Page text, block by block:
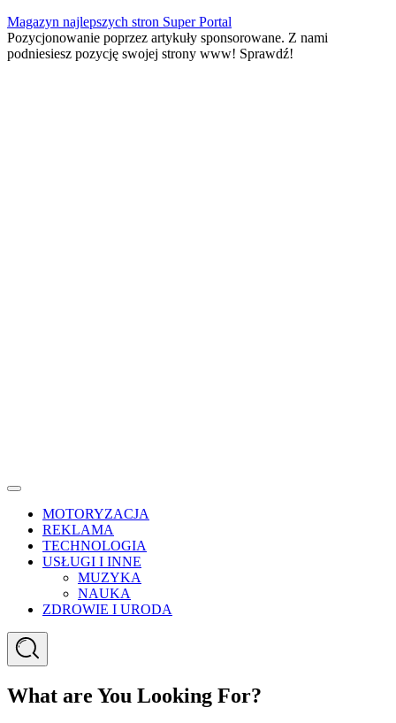
Skip
to
content
Magazyn najlepszych stron Super Portal
Pozycjonowanie poprzez artykuły sponsorowane. Z nami
podniesiesz pozycję swojej strony www! Sprawdź!
Menu
MOTORYZACJA
REKLAMA
TECHNOLOGIA
USŁUGI I INNE
MUZYKA
NAUKA
ZDROWIE I URODA
Search
What are You Looking For?